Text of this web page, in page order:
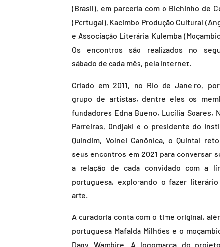
(Brasil), em parceria com o Bichinho de
(Portugal), Kacimbo Produção Cultural
e Associação Literária Kulemba
Os encontros são realizados no
sábado de cada mês, pela internet.
Criado em 2011, no Rio de Janeiro,
grupo de artistas, dentre eles os
fundadores Edna Bueno, Lucília Soares,
Parreiras, Ondjaki e o presidente do
Quindim, Volnei Canônica, o Quintal
seus encontros em 2021 para conversar
a relação de cada convidado com a
portuguesa, explorando o fazer
arte.
A curadoria conta com o time original,
portuguesa Mafalda Milhões e o
Dany Wambire. A logomarca do